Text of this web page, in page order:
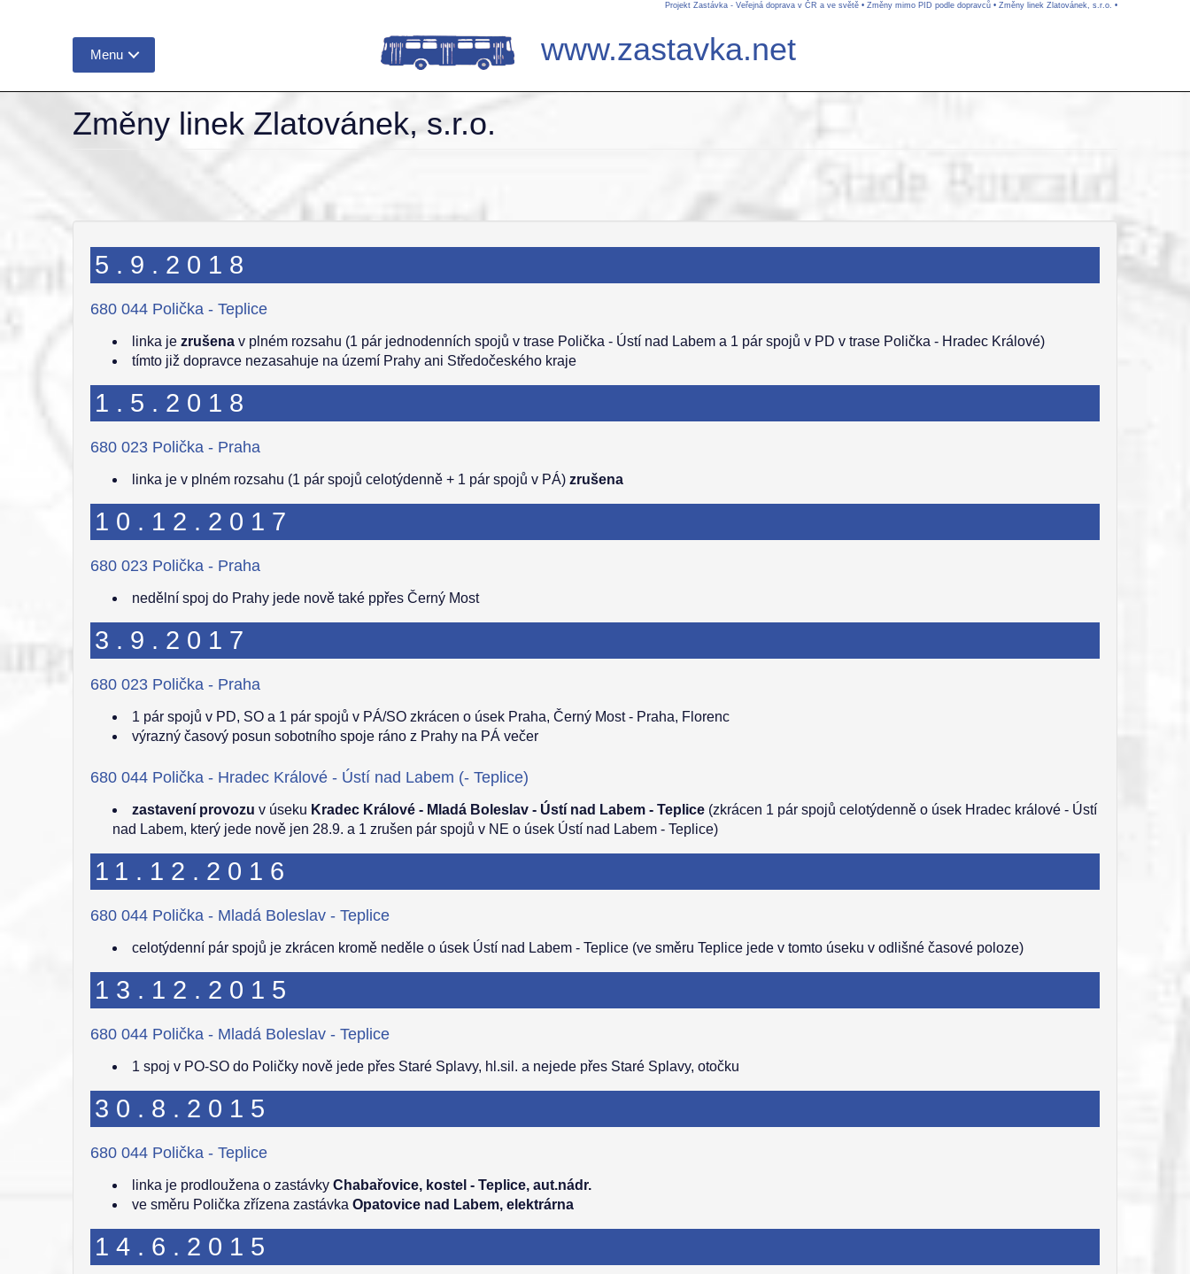
Projekt Zastávka - Veřejná doprava v ČR a ve světě• Změny mimo PID podle dopravců• Změny linek Zlatovánek, s.r.o. •
Menu www.zastavka.net
Změny linek Zlatovánek, s.r.o.
5.9.2018
680 044 Polička - Teplice
linka jezrušena v plném rozsahu (1 pár jednodenních spojů v trase Polička - Ústí nad Labem a 1 pár spojů v PD v trase Polička - Hradec Králové)
tímto již dopravce nezasahuje na území Prahy ani Středočeského kraje
1.5.2018
680 023 Polička - Praha
linka je v plném rozsahu (1 pár spojů celotýdenně + 1 pár spojů v PÁ)zrušena
10.12.2017
680 023 Polička - Praha
nedělní spoj do Prahy jede nově také ppřes Černý Most
3.9.2017
680 023 Polička - Praha
1 pár spojů v PD, SO a 1 pár spojů v PÁ/SO zkrácen o úsek Praha, Černý Most - Praha, Florenc
výrazný časový posun sobotního spoje ráno z Prahy na PÁ večer
680 044 Polička - Hradec Králové - Ústí nad Labem (- Teplice)
zastavení provozu v úseku Kradec Králové - Mladá Boleslav - Ústí nad Labem - Teplice (zkrácen 1 pár spojů celotýdenně o úsek Hradec králové - Ústí
nad Labem, který jede nově jen 28.9. a 1 zrušen pár spojů v NE o úsek Ústí nad Labem - Teplice)
11.12.2016
680 044 Polička - Mladá Boleslav - Teplice
celotýdenní pár spojů je zkrácen kromě neděle o úsek Ústí nad Labem - Teplice (ve směru Teplice jede v tomto úseku v odlišné časové poloze)
13.12.2015
680 044 Polička - Mladá Boleslav - Teplice
1 spoj v PO-SO do Poličky nově jede přes Staré Splavy, hl.sil. a nejede přes Staré Splavy, otočku
30.8.2015
680 044 Polička - Teplice
linka je prodloužena o zastávkyChabařovice, kostel - Teplice, aut.nádr.
ve směru Polička zřízena zastávkaOpatovice nad Labem, elektrárna
14.6.2015